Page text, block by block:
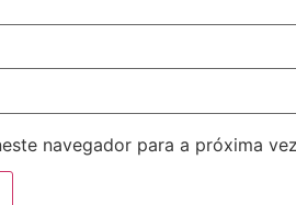
navegador para a próxima